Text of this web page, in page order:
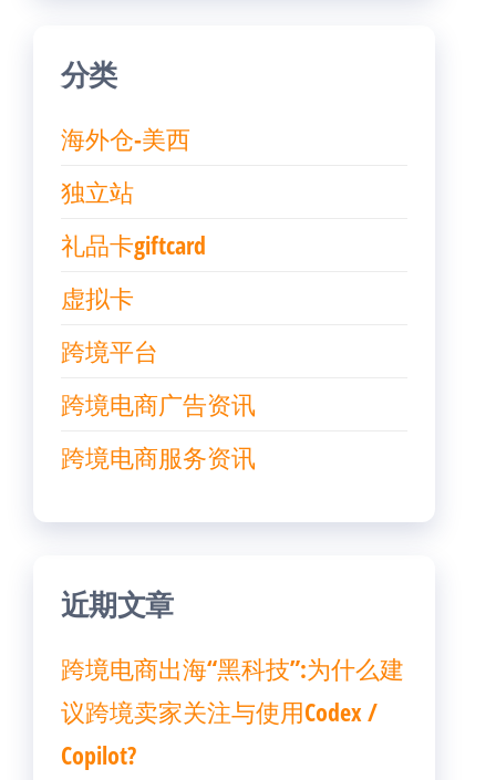
分类
海外仓-美西
独立站
礼品卡giftcard
虚拟卡
跨境平台
跨境电商广告资讯
跨境电商服务资讯
近期文章
跨境电商出海“黑科技”:为什么建
议跨境卖家关注与使用Codex /
Copilot?